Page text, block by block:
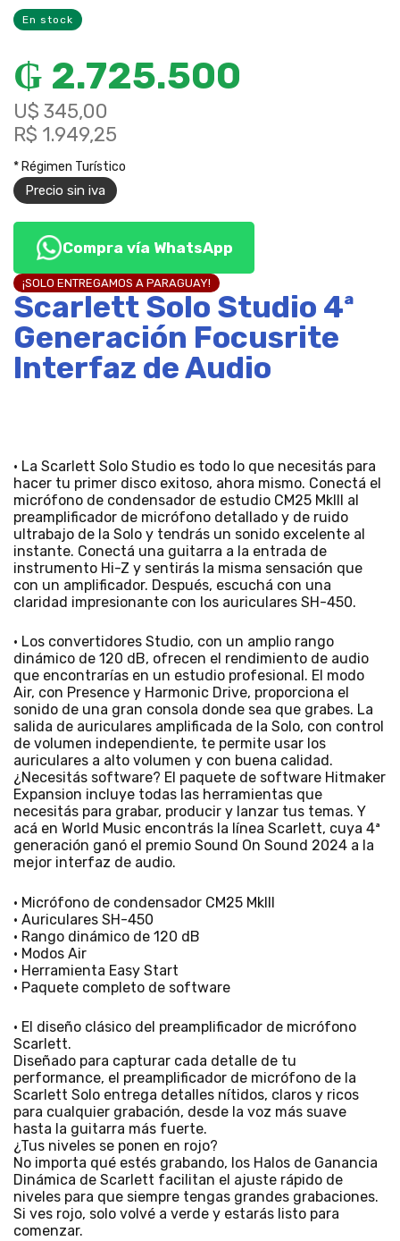
En stock
₲ 2.725.500
U$ 345,00
R$ 1.949,25
* Régimen Turístico
Precio sin iva
Compra vía WhatsApp
¡SOLO ENTREGAMOS A PARAGUAY!
Scarlett Solo Studio 4ª
Generación Focusrite
Interfaz de Audio
• La Scarlett Solo Studio es todo lo que necesitás para
hacer tu primer disco exitoso, ahora mismo. Conectá el
micrófono de condensador de estudio CM25 MkIII al
preamplificador de micrófono detallado y de ruido
ultrabajo de la Solo y tendrás un sonido excelente al
instante. Conectá una guitarra a la entrada de
instrumento Hi-Z y sentirás la misma sensación que
con un amplificador. Después, escuchá con una
claridad impresionante con los auriculares SH-450.
• Los convertidores Studio, con un amplio rango
dinámico de 120 dB, ofrecen el rendimiento de audio
que encontrarías en un estudio profesional. El modo
Air, con Presence y Harmonic Drive, proporciona el
sonido de una gran consola donde sea que grabes. La
salida de auriculares amplificada de la Solo, con control
de volumen independiente, te permite usar los
auriculares a alto volumen y con buena calidad.
¿Necesitás software? El paquete de software Hitmaker
Expansion incluye todas las herramientas que
necesitás para grabar, producir y lanzar tus temas. Y
acá en World Music encontrás la línea Scarlett, cuya 4ª
generación ganó el premio Sound On Sound 2024 a la
mejor interfaz de audio.
• Micrófono de condensador CM25 MkIII
• Auriculares SH-450
• Rango dinámico de 120 dB
• Modos Air
• Herramienta Easy Start
• Paquete completo de software
• El diseño clásico del preamplificador de micrófono
Scarlett.
Diseñado para capturar cada detalle de tu
performance, el preamplificador de micrófono de la
Scarlett Solo entrega detalles nítidos, claros y ricos
para cualquier grabación, desde la voz más suave
hasta la guitarra más fuerte.
¿Tus niveles se ponen en rojo?
No importa qué estés grabando, los Halos de Ganancia
Dinámica de Scarlett facilitan el ajuste rápido de
niveles para que siempre tengas grandes grabaciones.
Si ves rojo, solo volvé a verde y estarás listo para
comenzar.